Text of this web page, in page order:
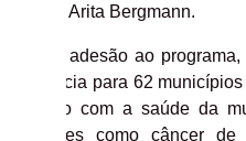
Saúde, Arita Bergmann.
Com a adesão ao programa,
referência para 62
cuidado com a saúde da
situações como câncer